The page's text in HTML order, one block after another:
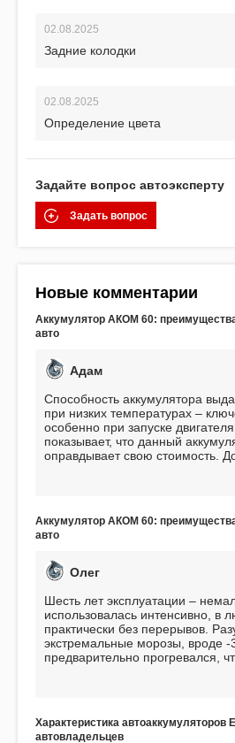
02.08.2025
Задние колодки
02.08.2025
Определение цвета
Задайте вопрос автоэксперту
Задать вопрос
Новые комментарии
Аккумулятор АКОМ 60:
авто
Адам
Способность аккумулятора
при низких температурах –
особенно при запуске
показывает, что данный
оправдывает свою стоимость.
пожалел. Считаю, что это
Аккумулятор АКОМ 60:
авто
Олег
Шесть лет эксплуатации –
использовалась интенсивно, в
практически без перерывов.
экстремальные морозы, вроде -
предварительно прогревался,
использования не было ни
EFB 75. Судя по
Характеристика
автовладельцев